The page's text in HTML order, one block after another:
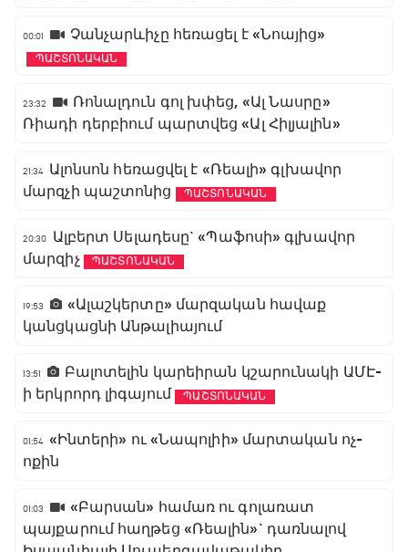
00:01 Չանչարևիչը հեռացել է «Նոայից»
ՊԱՇՏՈՆԱԿԱՆ
23:32
Ռոնալդուն գոլ խփեց, «Ալ Նասրը»
Ռիադի դերբիում պարտվեց «Ալ Հիլյալին»
21:34 Ալոնսոն հեռացվել է «Ռեալի» գլխավոր
մարզչի պաշտոնից
ՊԱՇՏՈՆԱԿԱՆ
20:30
Ալբերտ Սելադեսը` «Պաֆոսի» գլխավոր
մարզիչ
ՊԱՇՏՈՆԱԿԱՆ
19:53
«Ալաշկերտը» մարզական հավաք
կանցկացնի Անթալիայում
13:51
Բալոտելին կարեիրան կշարունակի ԱՄԷ-
ի երկրորդ լիգայում
ՊԱՇՏՈՆԱԿԱՆ
01:54 «Ինտերի» ու «Նապոլիի» մարտական ոչ-
ոքին
01:03
«Բարսան» համառ ու գոլառատ
պայքարում հաղթեց «Ռեալին»` դառնալով